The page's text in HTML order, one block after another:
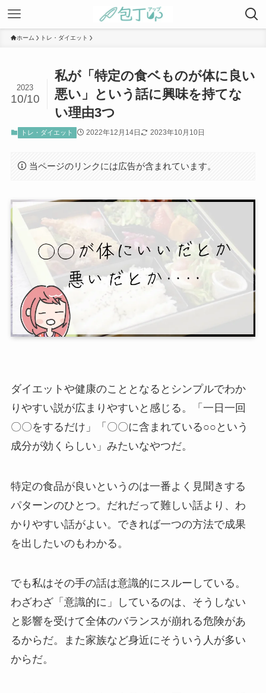
ホーム トレ・ダイエット
私が「特定の食ベものが体に良い
悪い」という話に興味を持てな
い理由3つ
2023
10/10
トレ・ダイエット 2022年12月14日 2023年10月10日
当ページのリンクには広告が含まれています。
ダイエットや健康のこととなるとシンプルでわか
りやすい説が広まりやすいと感じる。「一日一回
〇〇をするだけ」「〇〇に含まれている○○という
成分が効くらしい」みたいなやつだ。
特定の食品が良いというのは一番よく見聞きする
パターンのひとつ。だれだって難しい話より、わ
かりやすい話がよい。できれば一つの方法で成果
を出したいのもわかる。
でも私はその手の話は意識的にスルーしている。
わざわざ「意識的に」しているのは、そうしない
と影響を受けて全体のバランスが崩れる危険があ
るからだ。また家族など身近にそういう人が多い
からだ。